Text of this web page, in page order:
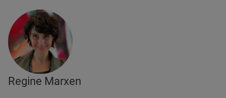
Regine Marxen